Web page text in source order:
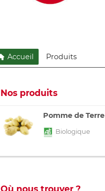
Accueil Produits
Nos produits
Pomme de Terre
Biologique
Où nous trouver ?